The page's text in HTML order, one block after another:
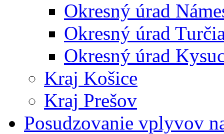
Okresný úrad
Okresný úrad
Okresný úrad
Kraj Košice
Kraj Prešov
Posudzovanie vplyvov